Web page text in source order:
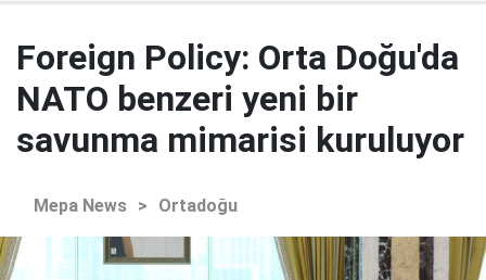
Foreign Policy: Orta Doğu'da
NATO benzeri yeni bir
savunma mimarisi kuruluyor
Mepa News > Ortadoğu